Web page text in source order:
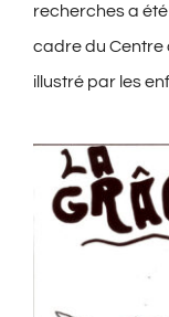
recherches a
cadre du Centre
illustré par les